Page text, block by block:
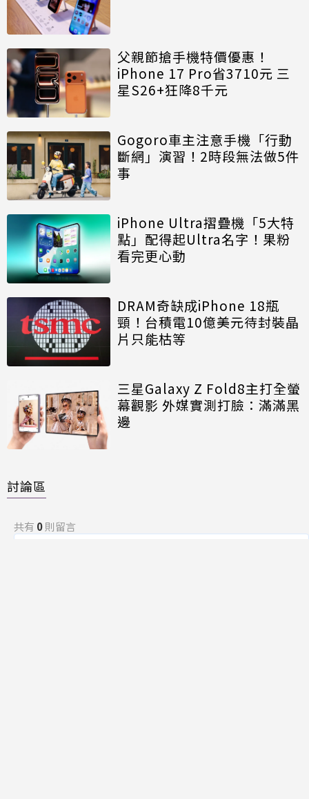
父親節搶手機特價優惠！
iPhone 17 Pro省3710元 三
星S26+狂降8千元
Gogoro車主注意手機「行動
斷網」演習！2時段無法做5件
事
iPhone Ultra摺疊機「5大特
點」配得起Ultra名字！果粉
看完更心動
DRAM奇缺成iPhone 18瓶
頸！台積電10億美元待封裝晶
片只能枯等
三星Galaxy Z Fold8主打全螢
幕觀影 外媒實測打臉：滿滿黑
邊
討論區
共有 0則留言